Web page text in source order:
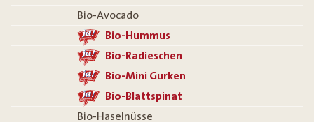
Bio-Avocado
Bio-Hummus
Bio-Radieschen
Bio-Mini Gurken
Bio-Blattspinat
Bio-Haselnüsse